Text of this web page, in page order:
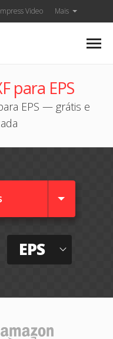
Video Mais
para EPS
EPS — grátis e
EPS